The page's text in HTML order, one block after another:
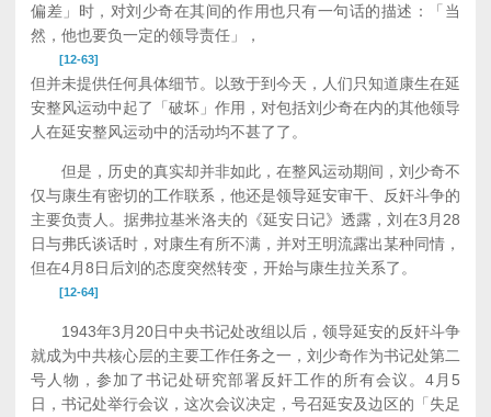
偏差」时，对刘少奇在其间的作用也只有一句话的描述：「当
然，他也要负一定的领导责任」，
[12-63]
但并未提供任何具体细节。以致于到今天，人们只知道康生在延
安整风运动中起了「破坏」作用，对包括刘少奇在内的其他领导
人在延安整风运动中的活动均不甚了了。
但是，历史的真实却并非如此，在整风运动期间，刘少奇不
仅与康生有密切的工作联系，他还是领导延安审干、反奸斗争的
主要负责人。据弗拉基米洛夫的《延安日记》透露，刘在3月28
日与弗氏谈话时，对康生有所不满，并对王明流露出某种同情，
但在4月8日后刘的态度突然转变，开始与康生拉关系了。
[12-64]
1943年3月20日中央书记处改组以后，领导延安的反奸斗争
就成为中共核心层的主要工作任务之一，刘少奇作为书记处第二
号人物，参加了书记处研究部署反奸工作的所有会议。4月5
日，书记处举行会议，这次会议决定，号召延安及边区的「失足